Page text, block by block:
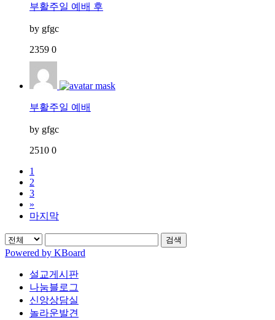
부활주일 예배 후
by gfgc
2359 0
부활주일 예배
by gfgc
2510 0
1
2
3
»
마지막
검색
Powered by KBoard
설교게시판
나눔블로그
신앙상담실
놀라운발견